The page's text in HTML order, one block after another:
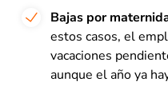
Bajas por
estos casos, el
vacaciones
aunque el año ya